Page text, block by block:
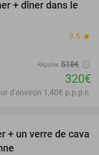
38%
+ dîner dans le
9.5 star
Régulier 518€
320€
d'environ 1,40€ p.p.p.n.
45%
+ un verre de cava